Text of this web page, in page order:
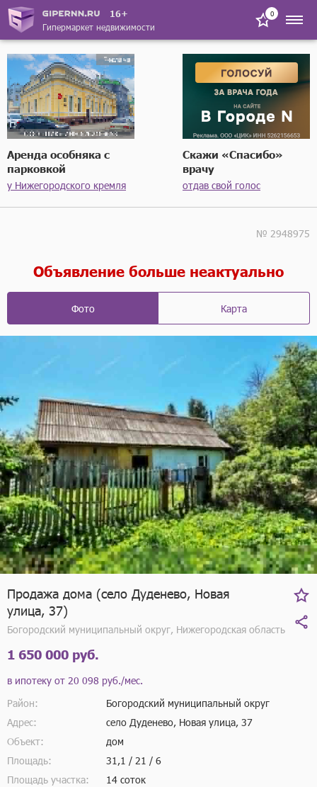
16+
Гипермаркет недвижимости
0
Аренда особняка с
парковкой
у Нижегородского кремля
Скажи «Спасибо»
врачу
отдав свой голос
№ 2948975
Объявление больше неактуально
Фото Карта
Продажа дома (село Дуденево, Новая
улица, 37)
Богородский муниципальный округ, Нижегородская область
1 650 000 руб.
в ипотеку от 20 098 руб./мес.
Район:
Богородский муниципальный округ
Адрес:
село Дуденево, Новая улица, 37
Объект:
дом
Площадь:
31,1 / 21 / 6
Площадь участка:
14 соток